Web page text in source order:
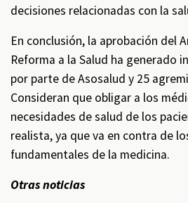
decisiones relacionadas con la
En conclusión, la aprobación del
Reforma a la Salud ha generado
por parte de Asosalud y 25
Consideran que obligar a los
necesidades de salud de los
realista, ya que va en contra de
fundamentales de la medicina.
Otras noticias